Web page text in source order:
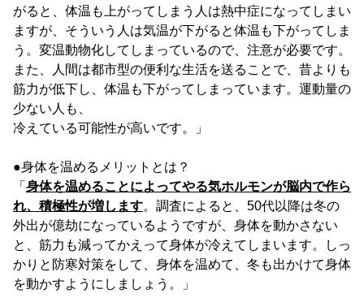
がると、体温も上がってしまう人は熱中症になってしまい
ますが、そういう人は気温が下がると体温も下がってしま
う。変温動物化してしまっているので、注意が必要です。
また、人間は都市型の便利な生活を送ることで、昔よりも
筋力が低下し、体温も下がってしまっています。運動量の
少ない人も、
冷えている可能性が高いです。」
●身体を温めるメリットとは？
「 身体を温めることによってやる気ホルモンが脳内で作ら
れ、積極性が増します。調査によると、50代以降は冬の
外出が億劫になっているようですが、身体を動かさない
と、筋力も減ってかえって身体が冷えてしまいます。しっ
かりと防寒対策をして、身体を温めて、冬も出かけて身体
を動かすようにしましょう。」